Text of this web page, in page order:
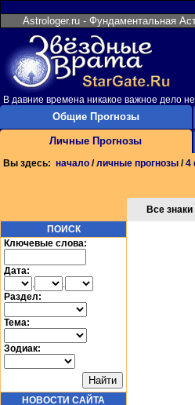
Astrologer.ru - Фундаментальная
В давние времена никакое важное дело
Общие Прогнозы
Личные Прогнозы
Вы здесь: начало /личные прогнозы /4
Все знаки
ПОИСК
Ключевые слова:
Дата:
.
.
Раздел:
Тема:
Зодиак:
НОВОСТИ САЙТА